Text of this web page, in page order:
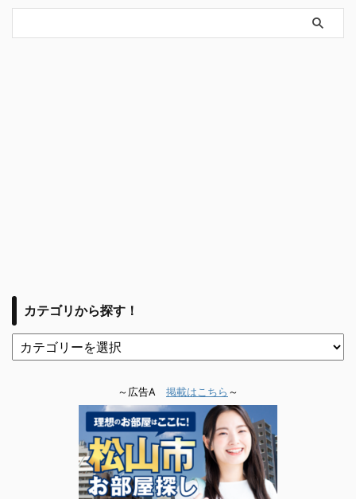
カテゴリから探す！
～広告A 掲載はこちら ～